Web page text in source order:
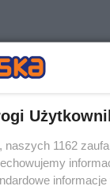
naszych 1162